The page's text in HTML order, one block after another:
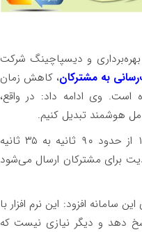
و دیسپاچینگ شرکت
به مشترکان، کاهش زمان
شده است. وی ادامه داد: در واقع،
هوشمند تبدیل کنیم.
جاویدی تاکید کرد: با اجرای این طرح، میانگین زمان پاسخگویی در مرکز تماس ۱۲۱ از حدود ۹۰ ثانیه به ۳۵ ثانیه
برای مشترکان ارسال می‌شود
سامانه افزود: این نرم افزار با
دهد و دیگر نیازی نیست که